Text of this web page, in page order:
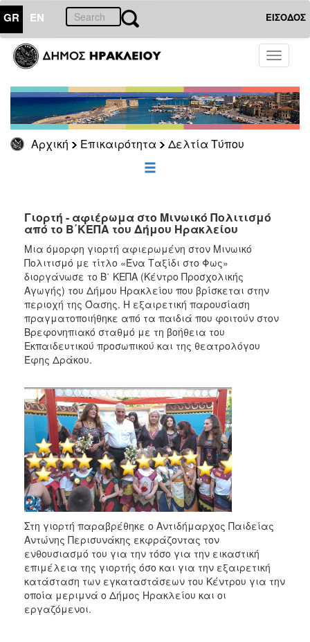
GR EN ΕΙΣΟΔΟΣ
Toggle
Αρχική Επικαιρότητα Δελτία Τύπου
ΕΠΙΚΑΙΡΟΤΗΤΑ
Τύπου
Αρχείο
ΕΠΙΣΚΕΠΤΗΣ
ΗΡΑΚΛΕΙΟ
Γιορτή - αφιέρωμα στο Μινωικό Πολιτισμό
από το Β΄ΚΕΠΑ του Δήμου Ηρακλείου
Μια όμορφη γιορτή αφιερωμένη στον Μινωικό
Πολιτισμό με τίτλο «Ένα Ταξίδι στο Φως»
διοργάνωσε το Β΄ ΚΕΠΑ (Κέντρο Προσχολικής
Αγωγής) του Δήμου Ηρακλείου που βρίσκεται στην
περιοχή της Όασης. Η εξαιρετική παρουσίαση
πραγματοποιήθηκε από τα παιδιά που φοιτούν στον
Βρεφονηπιακό σταθμό με τη βοήθεια του
Εκπαιδευτικού προσωπικού και της θεατρολόγου
Έφης Δράκου.
Στη γιορτή παραβρέθηκε ο Αντιδήμαρχος Παιδείας
Αντώνης Περισυνάκης εκφράζοντας τον
ενθουσιασμό του για την τόσο για την εικαστική
επιμέλεια της γιορτής όσο και για την εξαιρετική
κατάσταση των εγκαταστάσεων του Κέντρου για την
οποία μεριμνά ο Δήμος Ηρακλείου και οι
εργαζόμενοι.